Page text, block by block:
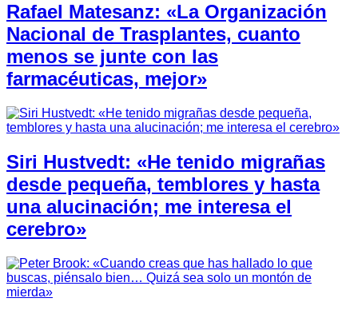
Rafael Matesanz: «La Organización
Nacional de Trasplantes, cuanto
menos se junte con las
farmacéuticas, mejor»
Siri Hustvedt: «He tenido migrañas
desde pequeña, temblores y hasta
una alucinación; me interesa el
cerebro»